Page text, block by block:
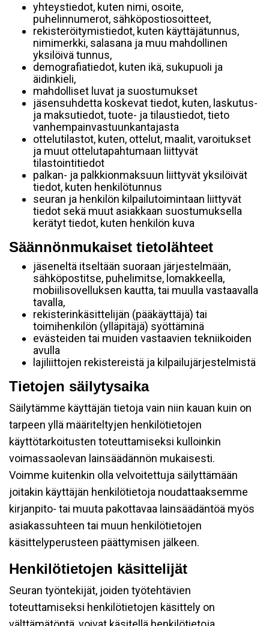
yhteystiedot, kuten nimi, osoite,
puhelinnumerot, sähköpostiosoitteet,
rekisteröitymistiedot, kuten käyttäjätunnus,
nimimerkki, salasana ja muu mahdollinen
yksilöivä tunnus,
demografiatiedot, kuten ikä, sukupuoli ja
äidinkieli,
mahdolliset luvat ja suostumukset
jäsensuhdetta koskevat tiedot, kuten, laskutus-
ja maksutiedot, tuote- ja tilaustiedot, tieto
vanhempainvastuunkantajasta
ottelutilastot, kuten, ottelut, maalit, varoitukset
ja muut ottelutapahtumaan liittyvät
tilastointitiedot
palkan- ja palkkionmaksuun liittyvät yksilöivät
tiedot, kuten henkilötunnus
seuran ja henkilön kilpailutoimintaan liittyvät
tiedot sekä muut asiakkaan suostumuksella
kerätyt tiedot, kuten henkilön kuva
Säännönmukaiset tietolähteet
jäseneltä itseltään suoraan järjestelmään,
sähköpostitse, puhelimitse, lomakkeella,
mobiilisovelluksen kautta, tai muulla vastaavalla
tavalla,
rekisterinkäsittelijän (pääkäyttäjä) tai
toimihenkilön (ylläpitäjä) syöttäminä
evästeiden tai muiden vastaavien tekniikoiden
avulla
lajiliittojen rekistereistä ja kilpailujärjestelmistä
Tietojen säilytysaika
Säilytämme käyttäjän tietoja vain niin kauan kuin on
tarpeen yllä määriteltyjen henkilötietojen
käyttötarkoitusten toteuttamiseksi kulloinkin
voimassaolevan lainsäädännön mukaisesti.
Voimme kuitenkin olla velvoitettuja säilyttämään
joitakin käyttäjän henkilötietoja noudattaaksemme
kirjanpito- tai muuta pakottavaa lainsäädäntöä myös
asiakassuhteen tai muun henkilötietojen
käsittelyperusteen päättymisen jälkeen.
Henkilötietojen käsittelijät
Seuran työntekijät, joiden työtehtävien
toteuttamiseksi henkilötietojen käsittely on